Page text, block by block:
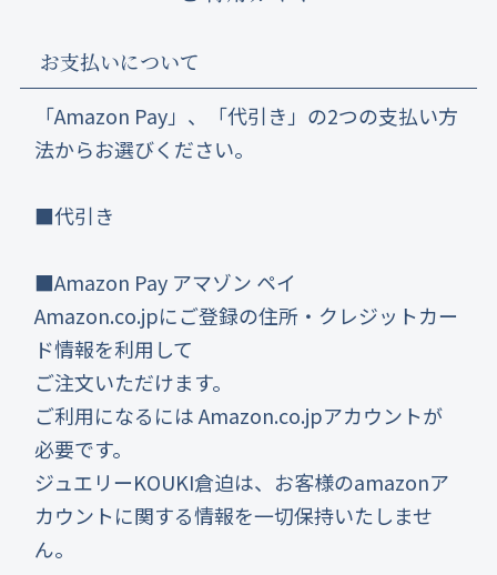
お支払いについて
「Amazon Pay」、「代引き」の2つの支払い方
法からお選びください。
■代引き
■Amazon Pay アマゾン ペイ
Amazon.co.jpにご登録の住所・クレジットカー
ド情報を利用して
ご注文いただけます。
ご利用になるには Amazon.co.jpアカウントが
必要です。
ジュエリーKOUKI倉迫は、お客様のamazonア
カウントに関する情報を一切保持いたしませ
ん。